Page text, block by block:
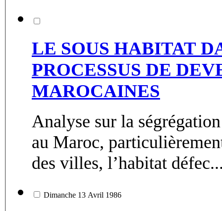
LE SOUS HABITAT
PROCESSUS DE
MAROCAINES
Analyse sur la
au Maroc,
des villes, l’habitat
Dimanche 13 Avril 1986